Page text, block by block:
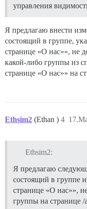
управления
Я предлагаю внести
состоящий в группе,
странице «О нас»», не
какой-либо группы из
странице «О нас»» на
Ethsim2 (Ethan ) 4
Ethsim2:
Я предлагаю
состоящий в группе
странице «О нас»»,
группы на странице /